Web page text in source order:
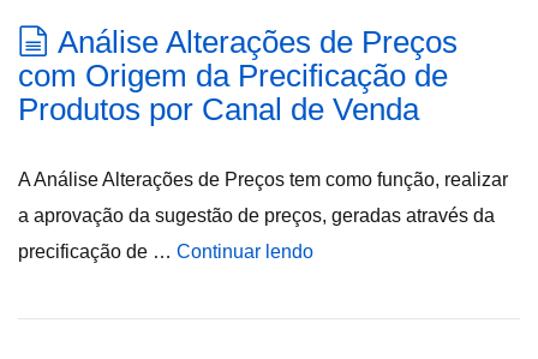
Análise Alterações de Preços
com Origem da Precificação de
Produtos por Canal de Venda
A Análise Alterações de Preços tem como função, realizar
a aprovação da sugestão de preços, geradas através da
precificação de … Continuar lendo